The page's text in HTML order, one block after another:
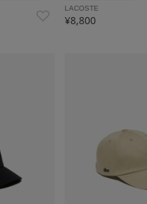
LACOSTE
¥8,800